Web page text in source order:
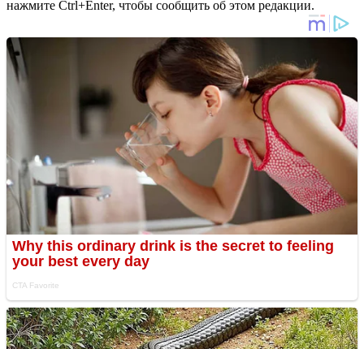
нажмите Ctrl+Enter, чтобы сообщить об этом редакции.